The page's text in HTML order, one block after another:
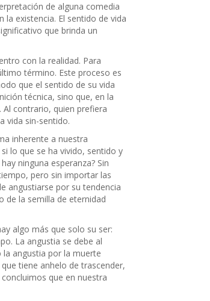
de alguna comedia
la existencia. El sentido de vida
que brinda un
con la realidad. Para
término. Este proceso es
que el sentido de su vida
técnica, sino que, en la
contrario, quien prefiera
vida sin-sentido.
inherente a nuestra
lo que se ha vivido, sentido y
ninguna esperanza? Sin
pero sin importar las
angustiarse por su tendencia
de la semilla de eternidad
algo más que solo su ser:
La angustia se debe al
angustia por la muerte
tiene anhelo de trascender,
que en nuestra